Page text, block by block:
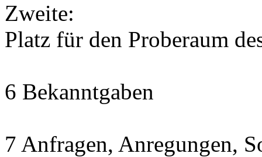
Zweite:
Platz für den Proberaum
6 Bekanntgaben
7 Anfragen, Anregungen,